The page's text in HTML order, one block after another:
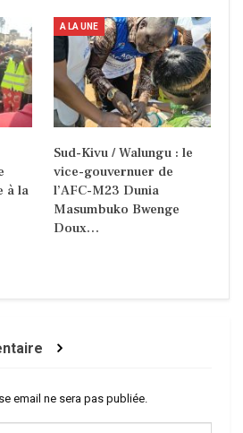
à la
A LA UNE
Sud-Kivu / Walungu : le
vice-gouvernuer de
l’AFC-M23 Dunia
Masumbuko Bwenge
Doux…
email ne sera pas publiée.